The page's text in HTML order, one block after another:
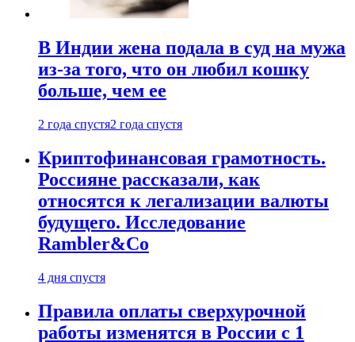
В Индии жена подала в суд на мужа
из-за того, что он любил кошку
больше, чем ее
2 года спустя2 года спустя
Криптофинансовая грамотность.
Россияне рассказали, как
относятся к легализации валюты
будущего. Исследование
Rambler&Co
4 дня спустя
Правила оплаты сверхурочной
работы изменятся в России с 1